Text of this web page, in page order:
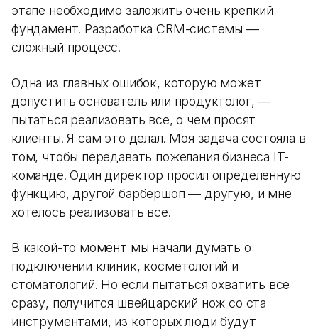
этапе необходимо заложить очень крепкий
фундамент. Разработка CRM-системы —
сложный процесс.
Одна из главных ошибок, которую может
допустить основатель или продуктолог, —
пытаться реализовать все, о чем просят
клиенты. Я сам это делал. Моя задача состояла в
том, чтобы передавать пожелания бизнеса IT-
команде. Один директор просил определенную
функцию, другой барбершоп — другую, и мне
хотелось реализовать все.
В какой-то момент мы начали думать о
подключении клиник, косметологий и
стоматологий. Но если пытаться охватить все
сразу, получится швейцарский нож со ста
инструментами, из которых люди будут